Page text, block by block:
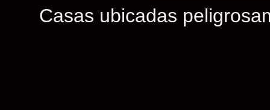
Casas ubicadas